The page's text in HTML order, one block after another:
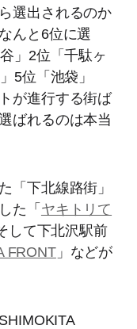
選出されるのか
んと6位に選
」2位「千駄ヶ
5位「池袋」
が進行する街ば
ばれるのは本当
「下北線路街」
た「 ヤキトリて
して下北沢駅前
FRONT」などが